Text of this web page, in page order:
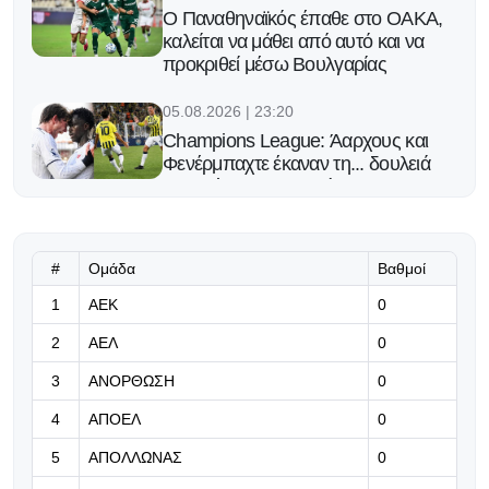
Ο Παναθηναϊκός έπαθε στο ΟΑΚΑ,
καλείται να μάθει από αυτό και να
προκριθεί μέσω Βουλγαρίας
05.08.2026 | 23:20
Champions League: Άαρχους και
Φενέρμπαχτε έκαναν τη... δουλειά
Πειστική εικόνα, πολύτιμο
05.08.2026 | 22:58
Ελαμψε ξανά ο Τζόλης: Εδωσε την
ασίστ στο γκολ της Αρσεναλ
απέναντι στην Μπέτις (video)
05.08.2026 | 22:45
# Ομάδα Βαθμοί
1 ΑΕΚ 0
2 ΑΕΛ 0
3 ΑΝΟΡΘΩΣΗ 0
4 ΑΠΟΕΛ 0
5 ΑΠΟΛΛΩΝΑΣ 0